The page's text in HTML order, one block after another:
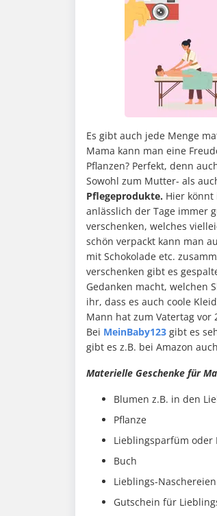
Es gibt auch jede Menge
Mama kann man eine
Pflanzen? Perfekt, denn
Sowohl zum Mutter- als
Pflegeprodukte. Hier
anlässlich der Tage immer
verschenken, welches
schön verpackt kann man
mit Schokolade etc.
verschenken gibt es
Gedanken macht, welchen
ihr, dass es auch coole
Mann hat zum Vatertag vor
Bei MeinBaby123 gibt es
gibt es z.B. bei Amazon
Materielle Geschenke für
Blumen z.B. in den
Pflanze
Lieblingsparfüm oder
Buch
Lieblings-Naschereien
Gutschein für